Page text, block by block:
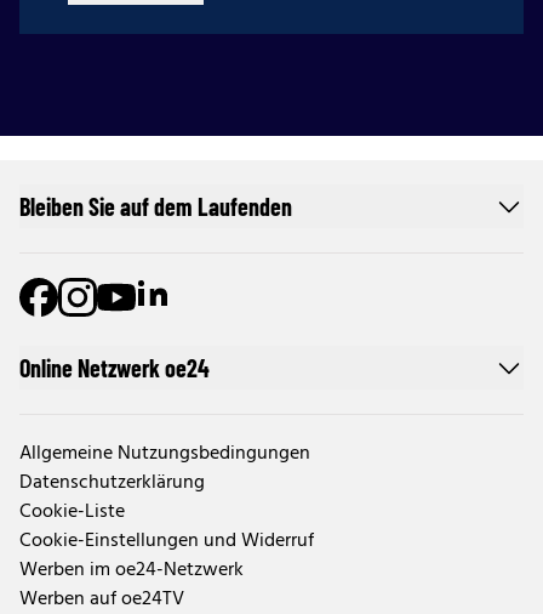
Online Netzwerk oe24
Allgemeine Nutzungsbedingungen
Datenschutzerklärung
Cookie-Liste
Cookie-Einstellungen und Widerruf
Werben im oe24-Netzwerk
Werben auf oe24TV
Bleiben Sie auf dem Laufenden